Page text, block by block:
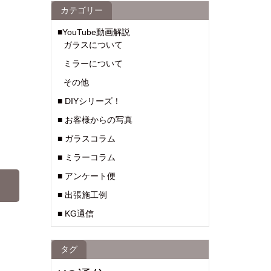
カテゴリー
■YouTube動画解説
ガラスについて
ミラーについて
その他
■ DIYシリーズ！
■ お客様からの写真
■ ガラスコラム
■ ミラーコラム
■ アンケート便
■ 出張施工例
■ KG通信
タグ